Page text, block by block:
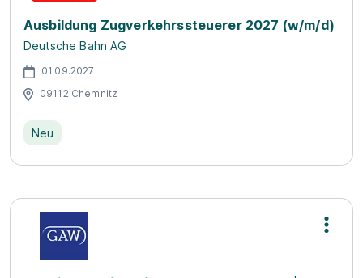
Ausbildung Zugverkehrssteuerer 2027 (w/m/d)
Deutsche Bahn AG
01.09.2027
09112 Chemnitz
Neu